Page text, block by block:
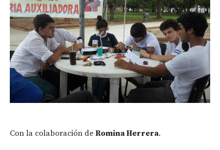
Con la colaboración de Romina Herrera.